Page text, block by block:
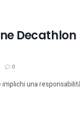
0
una